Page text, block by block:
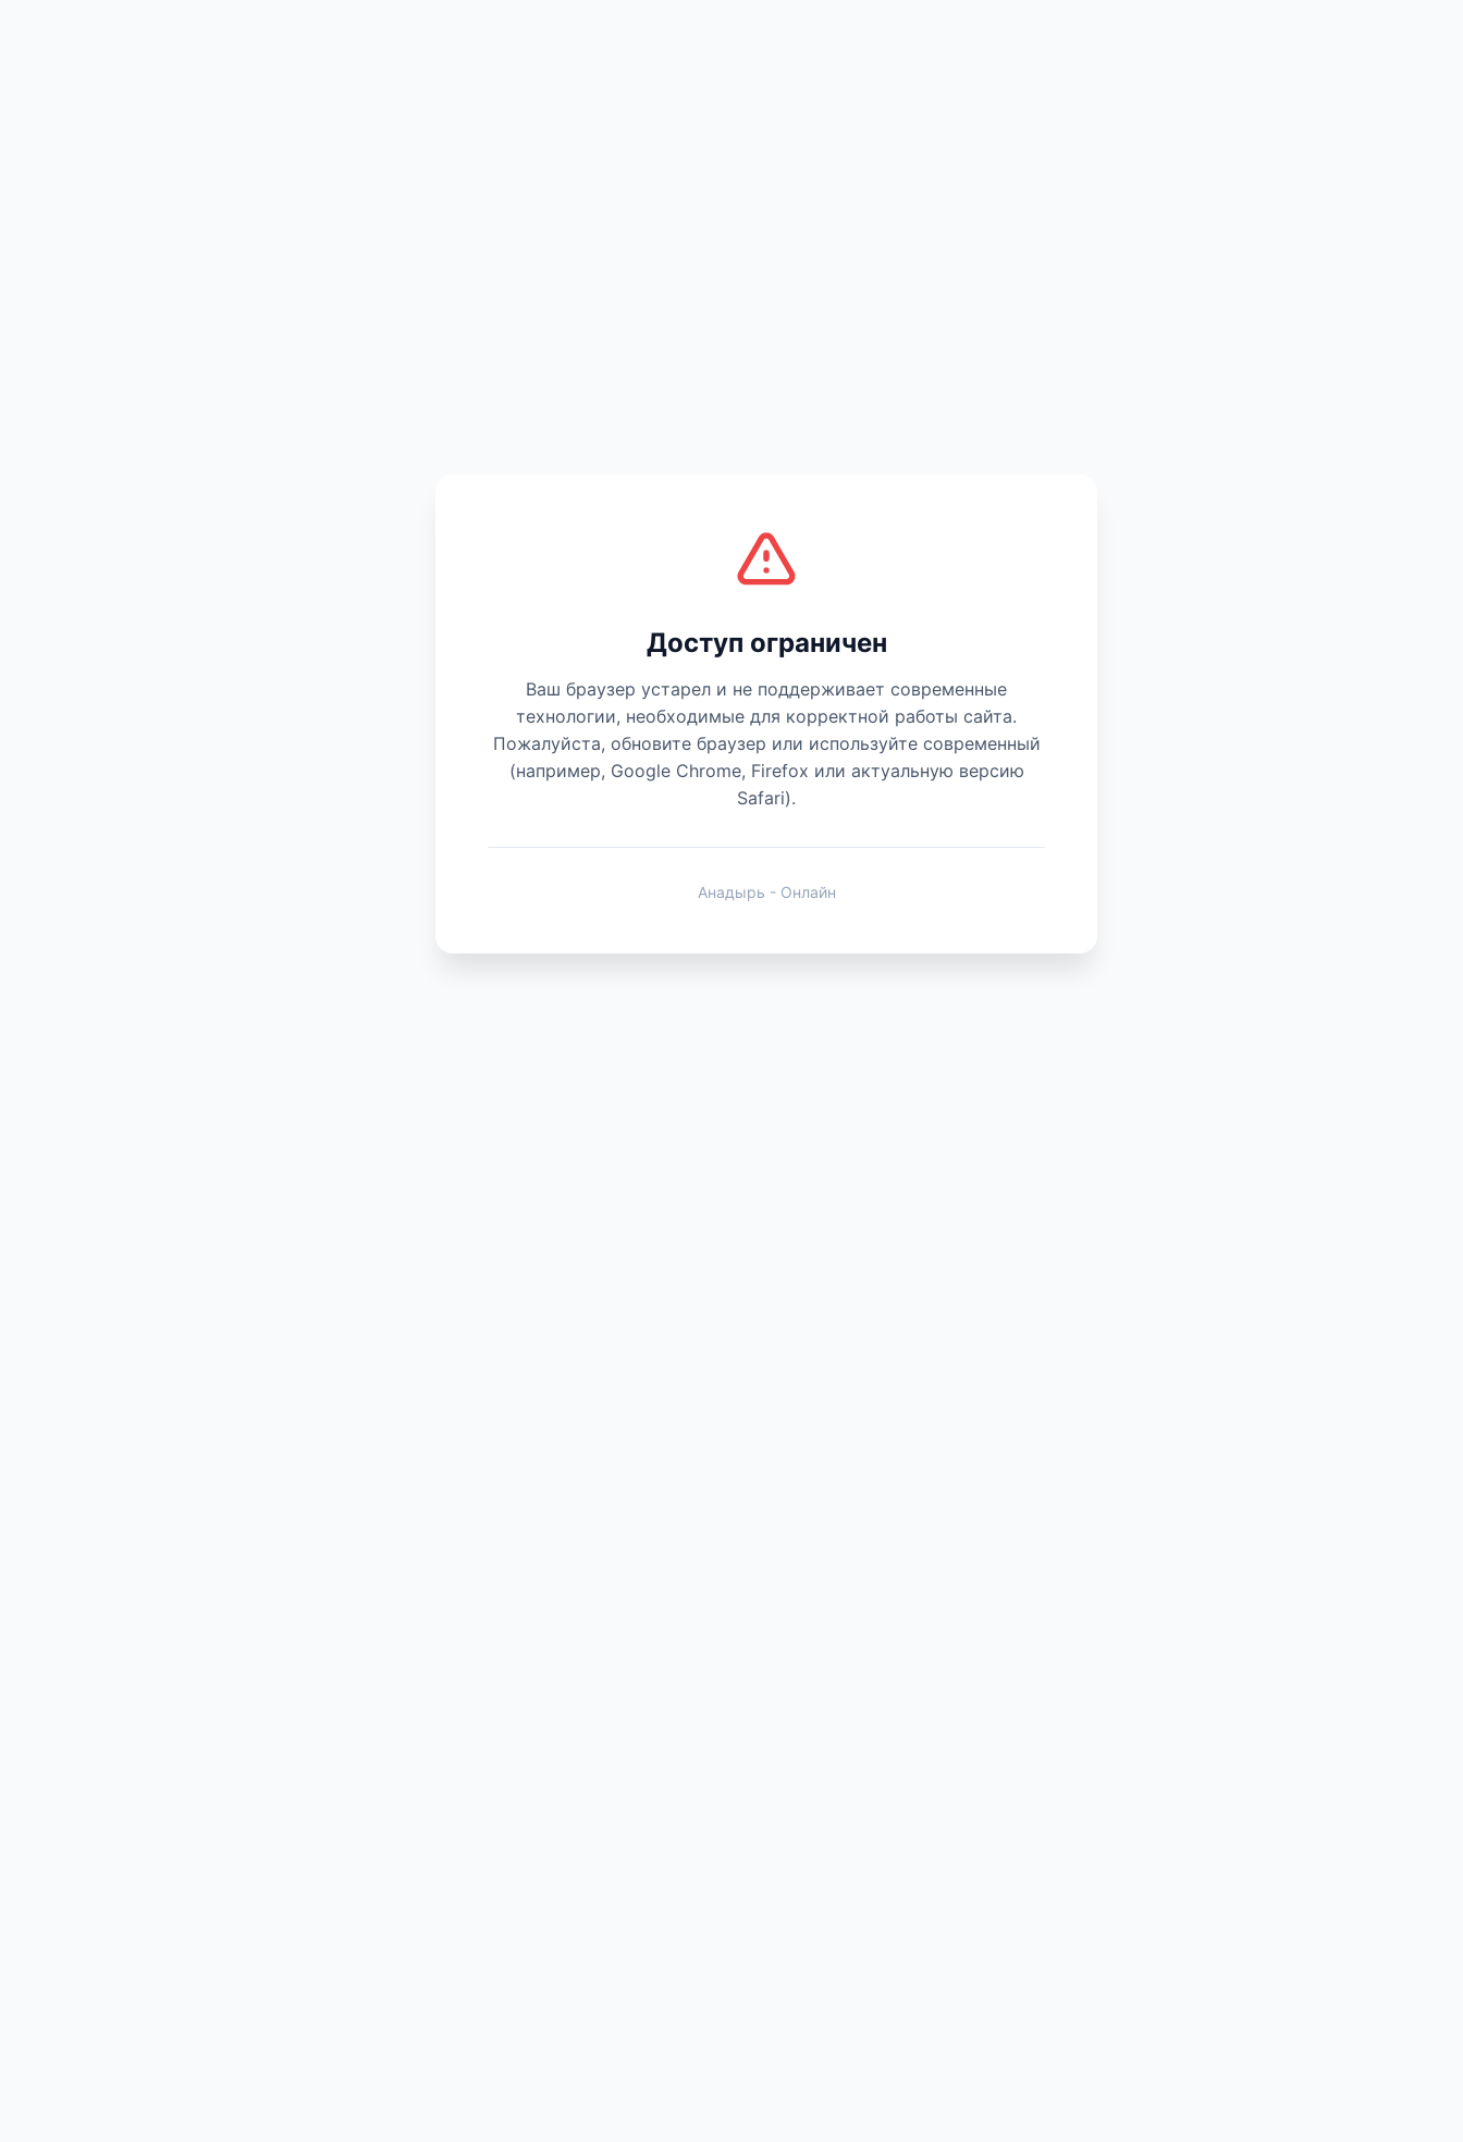
Доступ ограничен
Ваш браузер устарел и не поддерживает современные
технологии, необходимые для корректной работы сайта.
Пожалуйста, обновите браузер или используйте современный
(например, Google Chrome, Firefox или актуальную версию
Safari).
Анадырь - Онлайн